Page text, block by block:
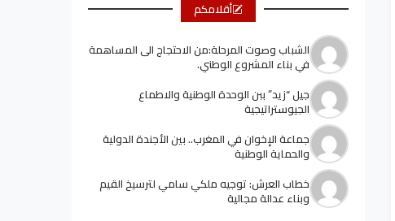
أقلامكم
الشباب وصوت المرحلة:من الاحتجاج الى المساهمة
في بناء المشروع الوطني.
جيل “زيد” ببن الوحدة الوطنية والاطماع
الجيوستراتيجية
جماعة الإخوان في المغرب.. بين الأجندة الدولية
والحماية الوطنية
خطاب العرش: توجيه ملكي سامي لترسيخ القيم
وبناء عدالة مجالية